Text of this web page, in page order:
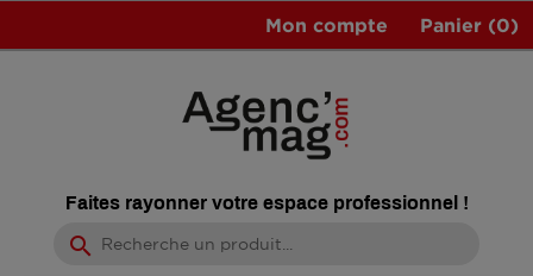
Panier (0)
Mon compte
Faites rayonner votre espace professionnel !
search